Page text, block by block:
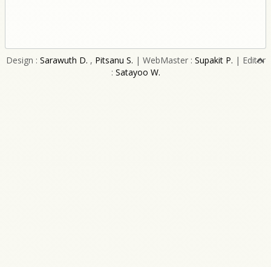
Design : Sarawuth D. , Pitsanu S. | WebMaster : Supakit P. | Editor
: Satayoo W.